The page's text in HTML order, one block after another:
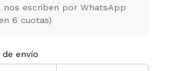
nos escriben por WhatsApp
6 cuotas)
envío